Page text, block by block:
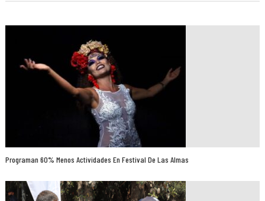
Programan 60% Menos Actividades En Festival De Las Almas